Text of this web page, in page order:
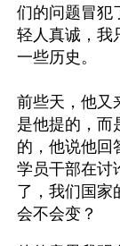
们的问题冒犯
轻人真诚，我
一些历史。
前些天，他又
是他提的，而
的，他说他回
学员干部在讨
了，我们国家
会不会变？